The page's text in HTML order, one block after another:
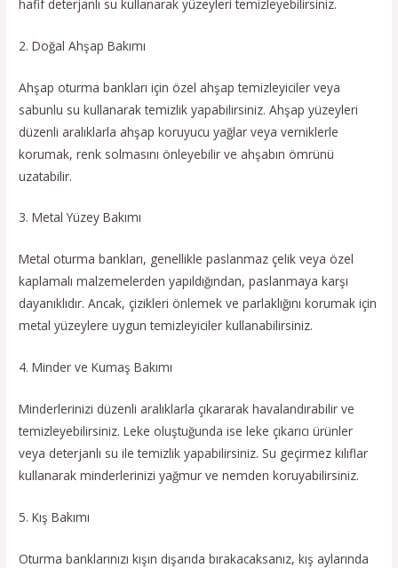
hafif deterjanlı su kullanarak yüzeyleri temizleyebilirsiniz.
2. Doğal Ahşap Bakımı
Ahşap oturma bankları için özel ahşap temizleyiciler veya
sabunlu su kullanarak temizlik yapabilirsiniz. Ahşap yüzeyleri
düzenli aralıklarla ahşap koruyucu yağlar veya verniklerle
korumak, renk solmasını önleyebilir ve ahşabın ömrünü
uzatabilir.
3. Metal Yüzey Bakımı
Metal oturma bankları, genellikle paslanmaz çelik veya özel
kaplamalı malzemelerden yapıldığından, paslanmaya karşı
dayanıklıdır. Ancak, çizikleri önlemek ve parlaklığını korumak için
metal yüzeylere uygun temizleyiciler kullanabilirsiniz.
4. Minder ve Kumaş Bakımı
Minderlerinizi düzenli aralıklarla çıkararak havalandırabilir ve
temizleyebilirsiniz. Leke oluştuğunda ise leke çıkarıcı ürünler
veya deterjanlı su ile temizlik yapabilirsiniz. Su geçirmez kılıflar
kullanarak minderlerinizi yağmur ve nemden koruyabilirsiniz.
5. Kış Bakımı
Oturma banklarınızı kışın dışarıda bırakacaksanız, kış aylarında